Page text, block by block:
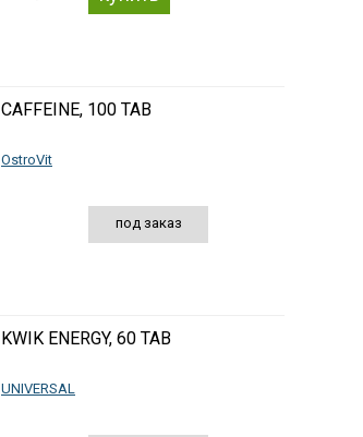
CAFFEINE, 100 TAB
OstroVit
под заказ
KWIK ENERGY, 60 TAB
UNIVERSAL